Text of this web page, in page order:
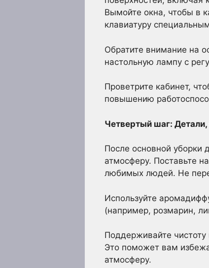
Вымойте окна, чтобы в
клавиатуру
Обратите внимание на
настольную лампу с
Проветрите кабинет,
повышению
Четвертый шаг:
После основной уборки
атмосферу. Поставьте
любимых людей. Не
Используйте
(например, розмарин,
Поддерживайте
Это поможет вам
атмосферу.